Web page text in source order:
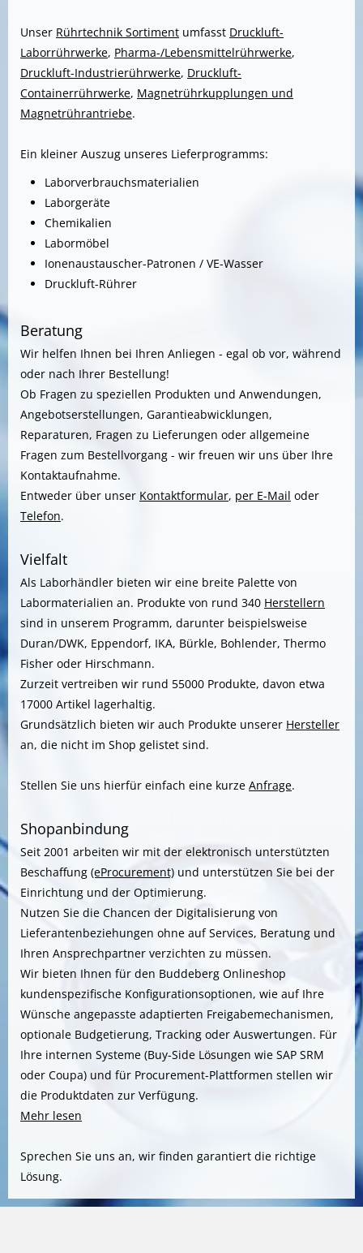
Unser Rührtechnik Sortiment umfasst Druckluft-
Laborrührwerke, Pharma-/Lebensmittelrührwerke,
Druckluft-Industrierührwerke, Druckluft-
Containerrührwerke, Magnetrührkupplungen und
Magnetrührantriebe.
Ein kleiner Auszug unseres Lieferprogramms:
Laborverbrauchsmaterialien
Laborgeräte
Chemikalien
Labormöbel
Ionenaustauscher-Patronen / VE-Wasser
Druckluft-Rührer
Beratung
Wir helfen Ihnen bei Ihren Anliegen - egal ob vor, während
oder nach Ihrer Bestellung!
Ob Fragen zu speziellen Produkten und Anwendungen,
Angebotserstellungen, Garantieabwicklungen,
Reparaturen, Fragen zu Lieferungen oder allgemeine
Fragen zum Bestellvorgang - wir freuen wir uns über Ihre
Kontaktaufnahme.
Entweder über unser Kontaktformular, per E-Mail oder
Telefon.
Vielfalt
Als Laborhändler bieten wir eine breite Palette von
Labormaterialien an. Produkte von rund 340 Herstellern
sind in unserem Programm, darunter beispielsweise
Duran/DWK, Eppendorf, IKA, Bürkle, Bohlender, Thermo
Fisher oder Hirschmann.
Zurzeit vertreiben wir rund 55000 Produkte, davon etwa
17000 Artikel lagerhaltig.
Grundsätzlich bieten wir auch Produkte unserer Hersteller
an, die nicht im Shop gelistet sind.
Stellen Sie uns hierfür einfach eine kurze Anfrage.
Shopanbindung
Seit 2001 arbeiten wir mit der elektronisch unterstützten
Beschaffung (eProcurement) und unterstützen Sie bei der
Einrichtung und der Optimierung.
Nutzen Sie die Chancen der Digitalisierung von
Lieferantenbeziehungen ohne auf Services, Beratung und
Ihren Ansprechpartner verzichten zu müssen.
Wir bieten Ihnen für den Buddeberg Onlineshop
kundenspezifische Konfigurationsoptionen, wie auf Ihre
Wünsche angepasste adaptierten Freigabemechanismen,
optionale Budgetierung, Tracking oder Auswertungen. Für
Ihre internen Systeme (Buy-Side Lösungen wie SAP SRM
oder Coupa) und für Procurement-Plattformen stellen wir
die Produktdaten zur Verfügung.
Mehr lesen
Sprechen Sie uns an, wir finden garantiert die richtige
Lösung.